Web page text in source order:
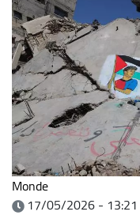
Monde
17/05/2026 - 13:21